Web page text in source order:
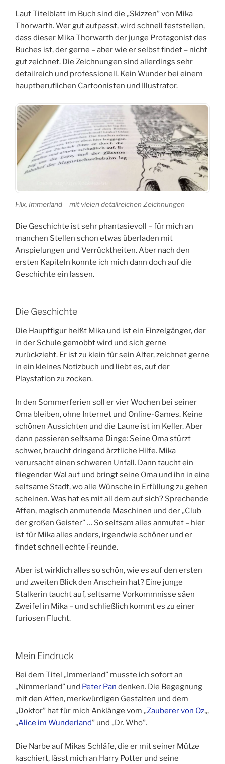
Laut Titelblatt im Buch sind die „Skizzen” von Mika
Thorwarth. Wer gut aufpasst, wird schnell feststellen,
dass dieser Mika Thorwarth der junge Protagonist des
Buches ist, der gerne – aber wie er selbst findet – nicht
gut zeichnet. Die Zeichnungen sind allerdings sehr
detailreich und professionell. Kein Wunder bei einem
hauptberuflichen Cartoonisten und Illustrator.
Flix, Immerland – mit vielen detailreichen Zeichnungen
Die Geschichte ist sehr phantasievoll – für mich an
manchen Stellen schon etwas überladen mit
Anspielungen und Verrücktheiten. Aber nach den
ersten Kapiteln konnte ich mich dann doch auf die
Geschichte ein lassen.
Die Geschichte
Die Hauptfigur heißt Mika und ist ein Einzelgänger, der
in der Schule gemobbt wird und sich gerne
zurückzieht. Er ist zu klein für sein Alter, zeichnet gerne
in ein kleines Notizbuch und liebt es, auf der
Playstation zu zocken.
In den Sommerferien soll er vier Wochen bei seiner
Oma bleiben, ohne Internet und Online-Games. Keine
schönen Aussichten und die Laune ist im Keller. Aber
dann passieren seltsame Dinge: Seine Oma stürzt
schwer, braucht dringend ärztliche Hilfe. Mika
verursacht einen schweren Unfall. Dann taucht ein
fliegender Wal auf und bringt seine Oma und ihn in eine
seltsame Stadt, wo alle Wünsche in Erfüllung zu gehen
scheinen. Was hat es mit all dem auf sich? Sprechende
Affen, magisch anmutende Maschinen und der „Club
der großen Geister” … So seltsam alles anmutet – hier
ist für Mika alles anders, irgendwie schöner und er
findet schnell echte Freunde.
Aber ist wirklich alles so schön, wie es auf den ersten
und zweiten Blick den Anschein hat? Eine junge
Stalkerin taucht auf, seltsame Vorkommnisse säen
Zweifel in Mika – und schließlich kommt es zu einer
furiosen Flucht.
Mein Eindruck
Bei dem Titel „Immerland” musste ich sofort an
„Nimmerland” und Peter Pan denken. Die Begegnung
mit den Affen, merkwürdigen Gestalten und dem
„Doktor” hat für mich Anklänge vom „Zauberer von Oz„,
„Alice im Wunderland” und „Dr. Who”.
Die Narbe auf Mikas Schläfe, die er mit seiner Mütze
kaschiert, lässt mich an Harry Potter und seine